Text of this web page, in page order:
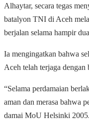
Alhaytar, secara tegas
batalyon TNI di Aceh
berjalan selama hampir
Ia mengingatkan bahwa
Aceh telah terjaga
“Selama perdamaian
aman dan merasa bahwa
damai MoU Helsinki